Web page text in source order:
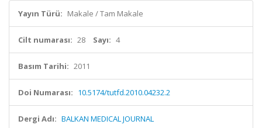
Yayın Türü: Makale / Tam Makale
Cilt numarası: 28 Sayı: 4
Basım Tarihi: 2011
Doi Numarası: 10.5174/tutfd.2010.04232.2
Dergi Adı: BALKAN MEDICAL JOURNAL